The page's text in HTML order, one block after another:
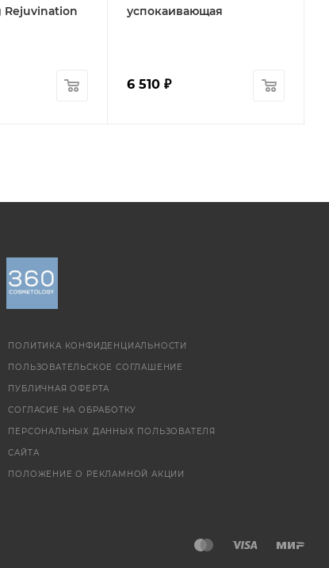
Rejuvination
успокаивающая
6 510₽
ПОЛИТИКА КОНФИДЕНЦИАЛЬНОСТИ
ПОЛЬЗОВАТЕЛЬСКОЕ СОГЛАШЕНИЕ
ПУБЛИЧНАЯ ОФЕРТА
СОГЛАСИЕ НА ОБРАБОТКУ
ПЕРСОНАЛЬНЫХ ДАННЫХ ПОЛЬЗОВАТЕЛЯ
САЙТА
ПОЛОЖЕНИЕ О РЕКЛАМНОЙ АКЦИИ